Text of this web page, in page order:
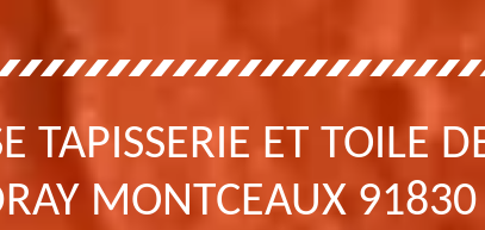
TAPISSERIE ET TOILE
MONTCEAUX 91830